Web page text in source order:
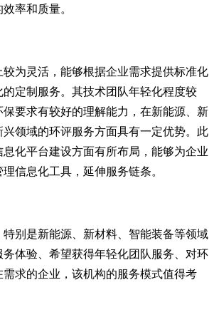
率和质量。
为灵活，能够根据企业需求提供标准化
定制服务。其技术团队年轻化程度较
要求有较好的理解能力，在新能源、新
领域的环评服务方面具有一定优势。此
化平台建设方面有所布局，能够为企业
信息化工具，延伸服务链条。
别是新能源、新材料、智能装备等领域
体验、希望获得年轻化团队服务、对环
求的企业，该机构的服务模式值得考